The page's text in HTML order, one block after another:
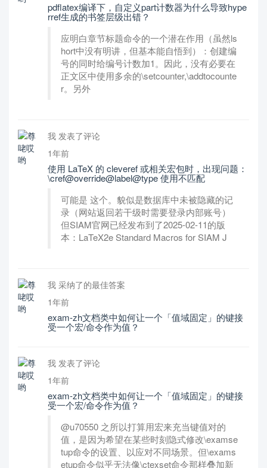
pdflatex编译下，自定义part计数器为什么导致hype
rref生成的书签层级出错？
应明白章节标题命令的一个潜在作用（虽然ls
hort中没有明讲，但基本能自悟到）：创建编
号的同时给编号计数加1。因此，没有必要在
正文区中使用多余的\setcounter,\addtocounte
r。另外
我 发表了评论
1年前
使用 LaTeX 的 cleveref 或相关宏包时，出现问题：
\cref@override@label@type 使用不匹配
可能是 这个。貌似是数据库中未被隐藏的记
录（网站返回若干级时需要登录内部账号）
但SIAM官网已经发布到了2025-02-11的版
本：LaTeX2e Standard Macros for SIAM J
我 采纳了的最佳答案
1年前
exam-zh文档类中如何让一个「值域固定」的键接
受一个宏/命令作为值？
我 发表了评论
1年前
exam-zh文档类中如何让一个「值域固定」的键接
受一个宏/命令作为值？
@u70550 之所以打算用宏来充当键值对的
值，是因为希望在某些时刻隐式修改\examse
tup命令的设置、以应对不同场景。但\exams
etup命令似乎无法像\ctexset命令那样叠加新